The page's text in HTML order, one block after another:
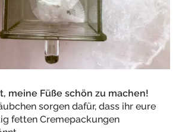
meine Füße schön zu machen!
sorgen dafür, dass ihr eure
fetten Cremepackungen